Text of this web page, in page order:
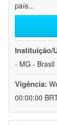
país...
Instituição/
- MG - Brasil
Vigência:
00:00:00